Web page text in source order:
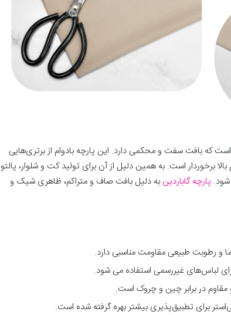
که بافت سفت و محکمی دارد. این پارچه ‌بادوام از برتری‌هایی
برخوردار است. به همین دلیل از آن برای تولید کت و شلوار، پالتو
پارچه گاباردین به دلیل بافت صاف و متراکم، ظاهری شیک و
و رطوبت طبیعی مقاومت مناسبی دارد.
لباس‌های غیررسمی استفاده می شود.
مقاوم در برابر چین و چروک است.
برای تطبیق‌پذیری بیشتر بهره گرفته شده است.